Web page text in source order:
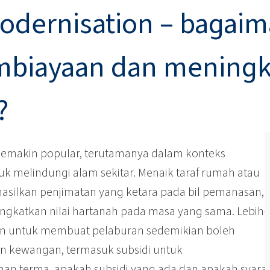
Serpihan soda kaustik
Penjagaan Kulit
Penjagaan Rambut
Biostimulan
Jarak) ROKAnol ID7 (Isodeceth-7)
PEG-12
Sistem penebat PU
Sistem semburan
C12-15,
ROKAnol®LP3135 (Polyoxyalkylene glycol
Cecair tandas
–
dan
popular, terutamanya dalam konteks
melindungi alam sekitar. Menaik taraf rumah atau
penjimatan yang ketara pada bil pemanasan,
nilai hartanah pada masa yang sama. Lebih-
untuk membuat pelaburan sedemikian boleh
kewangan, termasuk subsidi untuk